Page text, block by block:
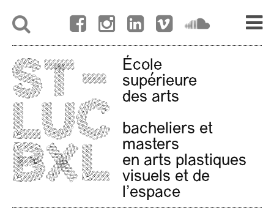
École
supérieure
des arts
bacheliers et
masters
en arts plastiques
visuels et de
l'espace